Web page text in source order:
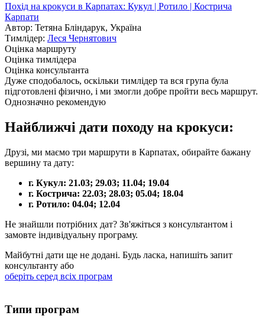
Похід на крокуси в Карпатах: Кукул | Ротило | Кострича
Карпати
Автор: Тетяна Бліндарук, Україна
Тимлідер: Леся Чернятович
Оцінка маршруту
Оцінка тимлідера
Оцінка консультанта
Дуже сподобалось, оскільки тимлідер та вся група була
підготовлені фізично, і ми змогли добре пройти весь маршрут.
Однозначно рекомендую
Найближчі дати походу на крокуси:
Друзі, ми маємо три маршрути в Карпатах, обирайте бажану
вершину та дату:
г. Кукул: 21.03; 29.03; 11.04; 19.04
г. Кострича: 22.03; 28.03; 05.04; 18.04
г. Ротило: 04.04; 12.04
Не знайшли потрібних дат? Зв'яжіться з консультантом і
замовте індивідуальну програму.
Майбутні дати ще не додані. Будь ласка, напишіть запит
консультанту або
оберіть серед всіх програм
Типи програм